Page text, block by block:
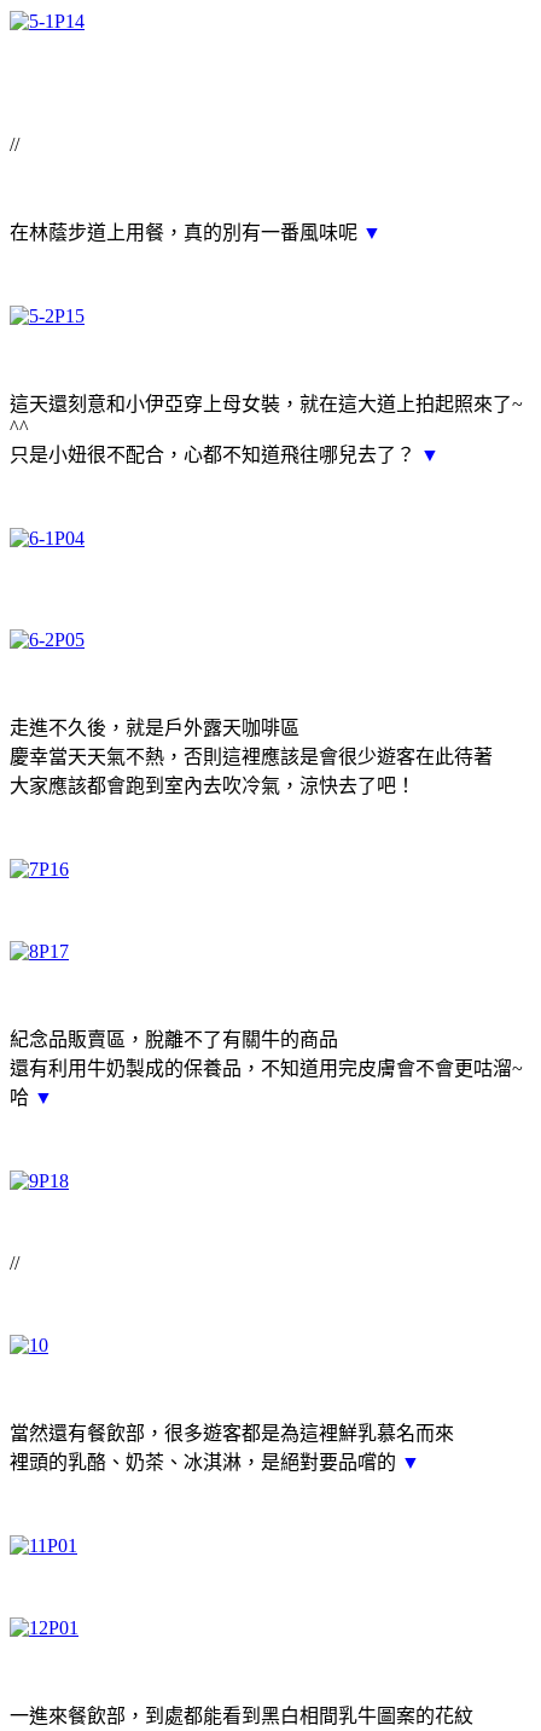
//
在林蔭步道上用餐，真的別有一番風味呢 ▼
這天還刻意和小伊亞穿上母女裝，就在這大道上拍起照來了~
^^
只是小妞很不配合，心都不知道飛往哪兒去了？
▼
走進不久後，就是戶外露天咖啡區
慶幸當天天氣不熱，否則這裡應該是會很少遊客在此待著
大家應該都會跑到室內去吹冷氣，涼快去了吧！
紀念品販賣區，脫離不了有關牛的商品
還有利用牛奶製成的保養品，不知道用完皮膚會不會更咕溜~
哈 ▼
//
當然還有餐飲部，很多遊客都是為這裡鮮乳慕名而來
裡頭的乳酪、奶茶、冰淇淋，是絕對要品嚐的 ▼
一進來餐飲部，到處都能看到黑白相間乳牛圖案的花紋